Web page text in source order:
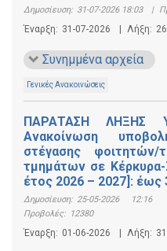
Δημοσίευση: 31-07-2026 18:03 |
Έναρξη: 31-07-2026 Λήξη:
Συνημμένα αρχεία
Γενικές Ανακοινώσεις
ΠΑΡΑΤΑΣΗ ΛΗΞΗΣ
Ανακοίνωση
στέγασης
τμημάτων σε
έτος 2026 – 2027]: έως
Δημοσίευση: 25-05-2026 12:16
Προβολές: 12380
Έναρξη: 01-06-2026 Λήξη: